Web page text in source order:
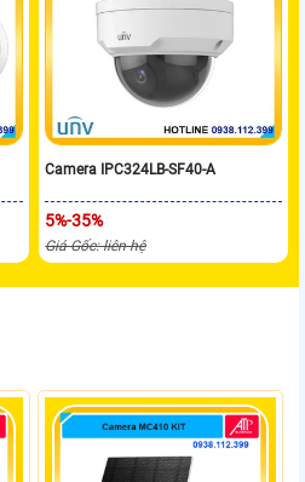
Camera IPC324LB-SF40-A
5%-35%
Giá Gốc: liên hệ